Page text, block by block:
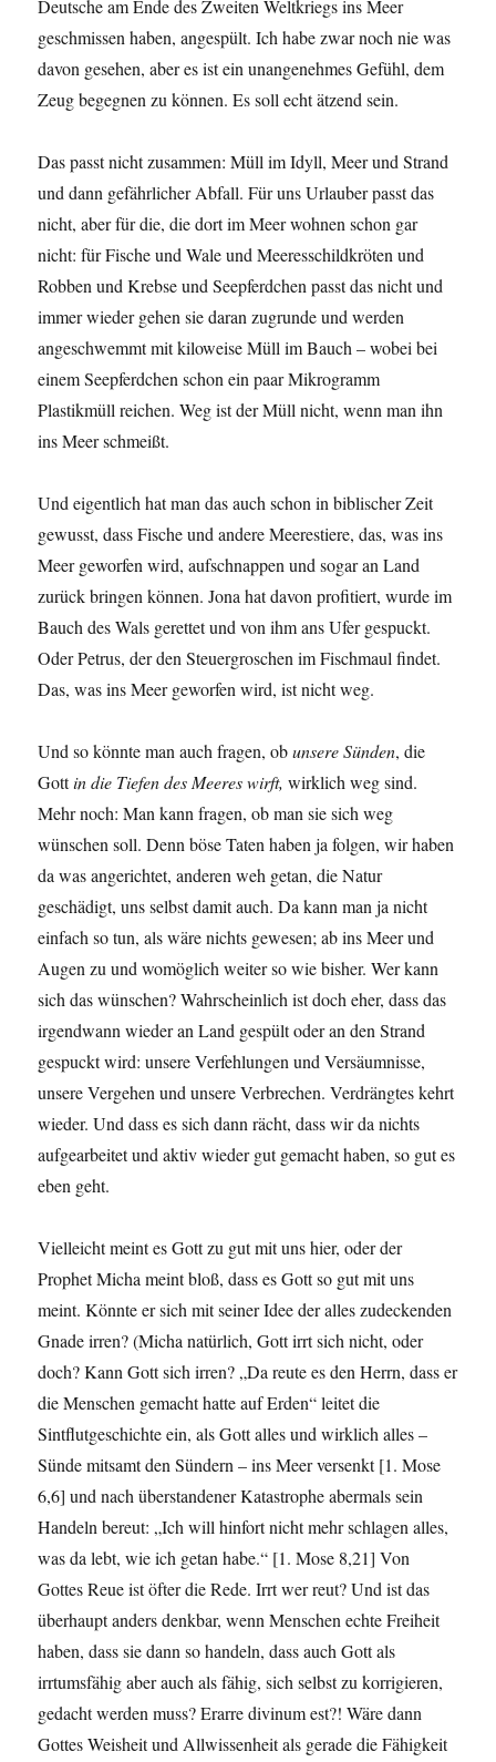
Deutsche am Ende des Zweiten Weltkriegs ins Meer
geschmissen haben, angespült. Ich habe zwar noch nie was
davon gesehen, aber es ist ein unangenehmes Gefühl, dem
Zeug begegnen zu können. Es soll echt ätzend sein.
Das passt nicht zusammen: Müll im Idyll, Meer und Strand
und dann gefährlicher Abfall. Für uns Urlauber passt das
nicht, aber für die, die dort im Meer wohnen schon gar
nicht: für Fische und Wale und Meeresschildkröten und
Robben und Krebse und Seepferdchen passt das nicht und
immer wieder gehen sie daran zugrunde und werden
angeschwemmt mit kiloweise Müll im Bauch – wobei bei
einem Seepferdchen schon ein paar Mikrogramm
Plastikmüll reichen. Weg ist der Müll nicht, wenn man ihn
ins Meer schmeißt.
Und eigentlich hat man das auch schon in biblischer Zeit
gewusst, dass Fische und andere Meerestiere, das, was ins
Meer geworfen wird, aufschnappen und sogar an Land
zurück bringen können. Jona hat davon profitiert, wurde im
Bauch des Wals gerettet und von ihm ans Ufer gespuckt.
Oder Petrus, der den Steuergroschen im Fischmaul findet.
Das, was ins Meer geworfen wird, ist nicht weg.
Und so könnte man auch fragen, obunsere Sünden, die
Gottin die Tiefen des Meeres wirft,wirklich weg sind.
Mehr noch: Man kann fragen, ob man sie sich weg
wünschen soll. Denn böse Taten haben ja folgen, wir haben
da was angerichtet, anderen weh getan, die Natur
geschädigt, uns selbst damit auch. Da kann man ja nicht
einfach so tun, als wäre nichts gewesen; ab ins Meer und
Augen zu und womöglich weiter so wie bisher. Wer kann
sich das wünschen? Wahrscheinlich ist doch eher, dass das
irgendwann wieder an Land gespült oder an den Strand
gespuckt wird: unsere Verfehlungen und Versäumnisse,
unsere Vergehen und unsere Verbrechen. Verdrängtes kehrt
wieder. Und dass es sich dann rächt, dass wir da nichts
aufgearbeitet und aktiv wieder gut gemacht haben, so gut es
eben geht.
Vielleicht meint es Gott zu gut mit uns hier, oder der
Prophet Micha meint bloß, dass es Gott so gut mit uns
meint. Könnte er sich mit seiner Idee der alles zudeckenden
Gnade irren? (Micha natürlich, Gott irrt sich nicht, oder
doch? Kann Gott sich irren? „Da reute es den Herrn, dass er
die Menschen gemacht hatte auf Erden“ leitet die
Sintflutgeschichte ein, als Gott alles und wirklich alles –
Sünde mitsamt den Sündern – ins Meer versenkt [1. Mose
6,6] und nach überstandener Katastrophe abermals sein
Handeln bereut: „Ich will hinfort nicht mehr schlagen alles,
was da lebt, wie ich getan habe.“ [1. Mose 8,21] Von
Gottes Reue ist öfter die Rede. Irrt wer reut? Und ist das
überhaupt anders denkbar, wenn Menschen echte Freiheit
haben, dass sie dann so handeln, dass auch Gott als
irrtumsfähig aber auch als fähig, sich selbst zu korrigieren,
gedacht werden muss? Erarre divinum est?! Wäre dann
Gottes Weisheit und Allwissenheit als gerade die Fähigkeit